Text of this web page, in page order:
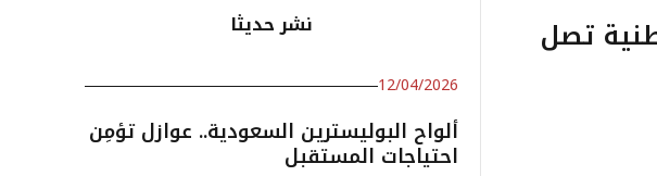
تصل نشر حديثا
12/04/2026
ألواح البوليسترين السعودية.. عوازل تؤمِن
احتياجات المستقبل